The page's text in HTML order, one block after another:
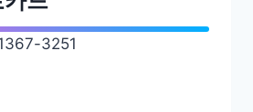
3251